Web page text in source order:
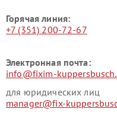
Горячая линия:
+7 (351) 200-72-67
Электронная почта:
info@fixim-
для юридических лиц
manager@fix-